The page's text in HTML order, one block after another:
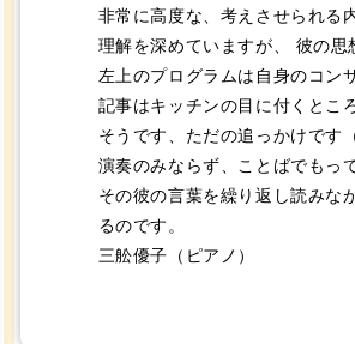
非常に高度な、考えさせられる
理解を深めていますが、 彼の思
左上のプログラムは自身のコン
記事はキッチンの目に付くとこ
そうです、ただの追っかけです
演奏のみならず、ことばでもっ
その彼の言葉を繰り返し読みな
るのです。
三舩優子（ピアノ）